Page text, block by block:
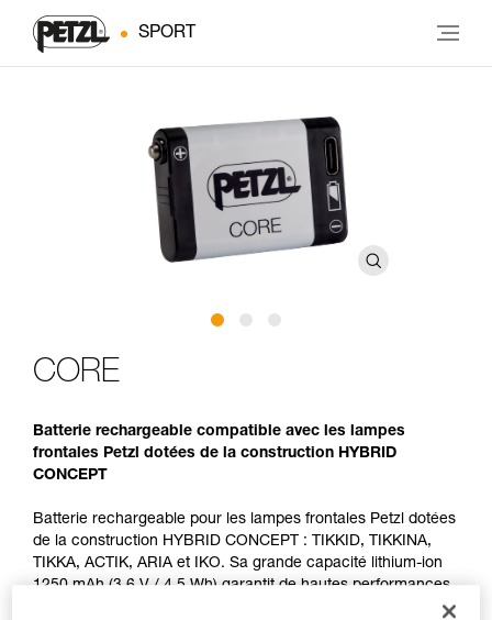
SPORT
CORE
Batterie rechargeable compatible avec les lampes
frontales Petzl dotées de la construction HYBRID
CONCEPT
Batterie rechargeable pour les lampes frontales Petzl dotées
de la construction HYBRID CONCEPT : TIKKID, TIKKINA,
TIKKA, ACTIK, ARIA et IKO. Sa grande capacité lithium-ion
1250 mAh (3,6 V / 4,5 Wh) garantit de hautes performances
d'éclairage, même à basses températures. Elle se recharge